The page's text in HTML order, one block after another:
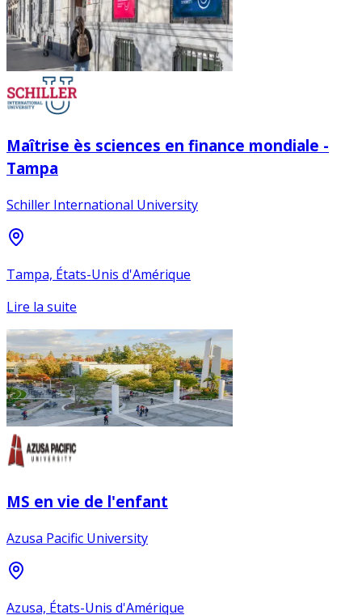
Maîtrise ès sciences en finance mondiale -
Tampa
Schiller International University
Tampa, États-Unis d'Amérique
Lire la suite
MS en vie de l'enfant
Azusa Pacific University
Azusa, États-Unis d'Amérique